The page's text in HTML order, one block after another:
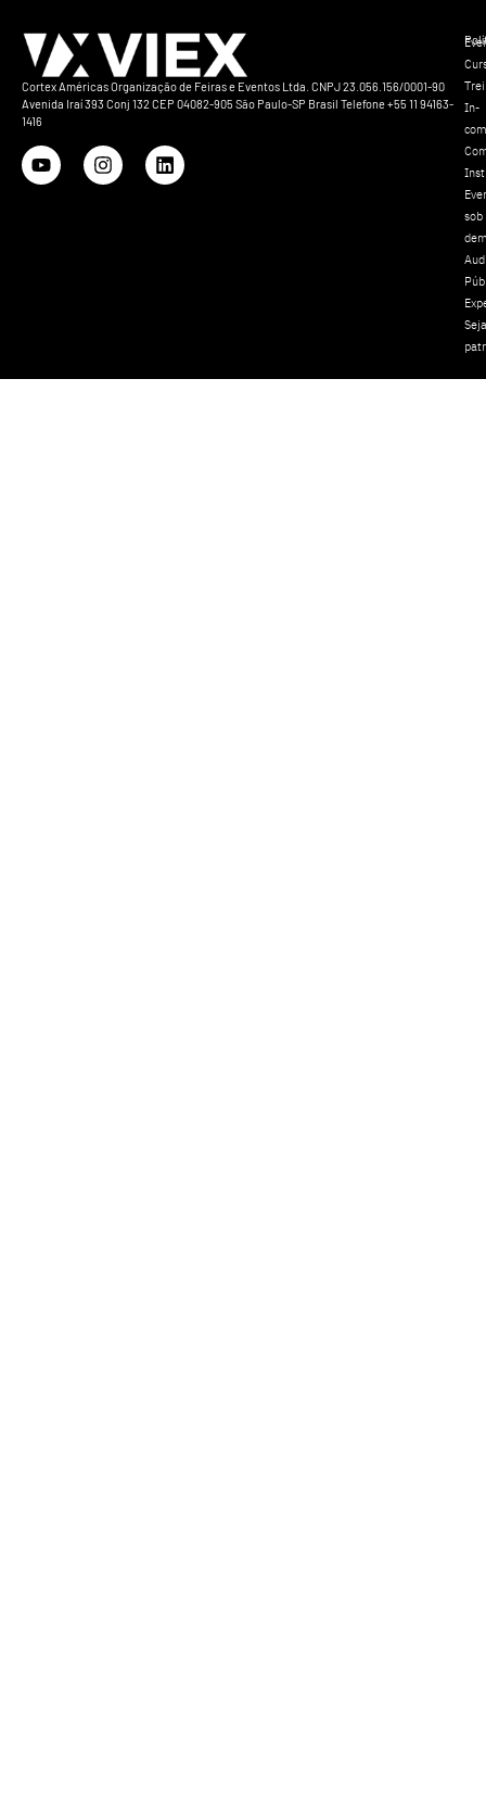
Cortex Américas Organização de Feiras e Eventos Ltda. CNPJ 23.056.156/0001-90
Avenida Iraí 393 Conj 132 CEP 04082-905 São Paulo-SP Brasil Telefone +55 11 94163-
1416
In-
sob